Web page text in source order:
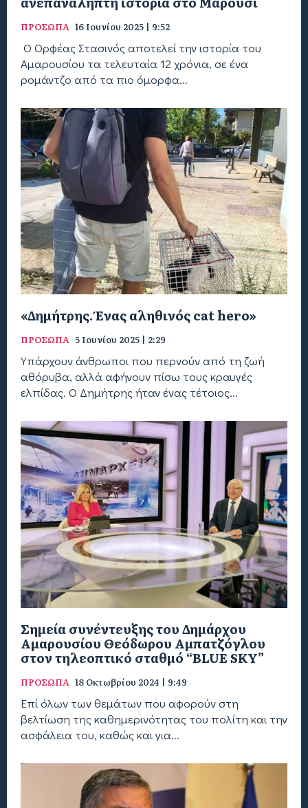
ΠΡΟΣΩΠΑ 16 Ιουνίου 2025 | 9:52
O Ορφέας Στασινός αποτελεί την ιστορία του
Αμαρουσίου τα τελευταία 12 χρόνια, σε ένα
ρομάντζο από τα πιο όμορφα...
«Δημήτρης. Ένας αληθινός cat hero»
ΠΡΟΣΩΠΑ 5 Ιουνίου 2025 | 2:29
Υπάρχουν άνθρωποι που περνούν από τη ζωή
αθόρυβα, αλλά αφήνουν πίσω τους κραυγές
ελπίδας. Ο Δημήτρης ήταν ένας τέτοιος...
Σημεία συνέντευξης του Δημάρχου
Αμαρουσίου Θεόδωρου Αμπατζόγλου
στον τηλεοπτικό σταθμό “BLUE SKY”
ΠΡΟΣΩΠΑ 18 Οκτωβρίου 2024 | 9:49
Επί όλων των θεμάτων που αφορούν στη
βελτίωση της καθημερινότητας του πολίτη και την
ασφάλεια του, καθώς και για...